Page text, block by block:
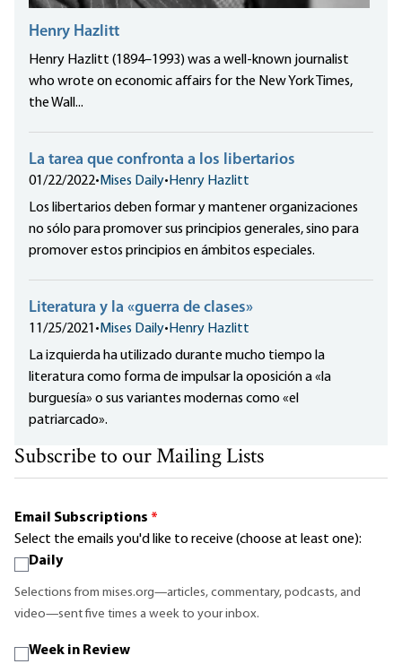
Henry Hazlitt
Henry Hazlitt (1894–1993) was a well-known journalist
who wrote on economic affairs for the New York Times,
the Wall...
La tarea que confronta a los libertarios
01/22/2022• Mises Daily• Henry Hazlitt
Los libertarios deben formar y mantener organizaciones
no sólo para promover sus principios generales, sino para
promover estos principios en ámbitos especiales.
Literatura y la «guerra de clases»
11/25/2021 • Mises Daily• Henry Hazlitt
La izquierda ha utilizado durante mucho tiempo la
literatura como forma de impulsar la oposición a «la
burguesía» o sus variantes modernas como «el
patriarcado».
Subscribe to our Mailing Lists
Email Subscriptions *
Select the emails you'd like to receive (choose at least one):
Daily
Selections from mises.org—articles, commentary, podcasts, and
video—sent five times a week to your inbox.
Week in Review